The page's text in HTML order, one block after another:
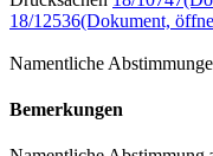
18/12536(Dokument,
Namentliche
Bemerkungen